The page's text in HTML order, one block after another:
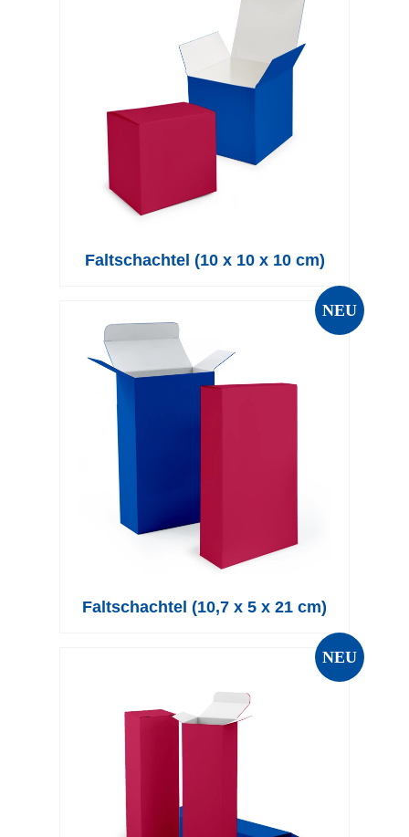
Faltschachtel (10 x 10 x 10 cm)
NEU
Faltschachtel (10,7 x 5 x 21 cm)
NEU